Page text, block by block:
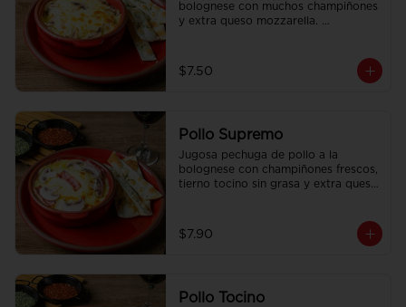
bolognese con muchos champiñones
y extra queso mozzarella.
$7.50
Pollo Supremo
Jugosa pechuga de pollo a la
bolognese con champiñones frescos,
tierno tocino sin grasa y extra queso
$7.90
Pollo Tocino